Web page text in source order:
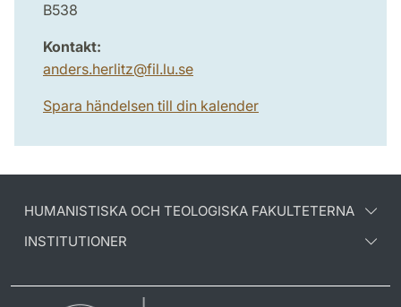
B538
Kontakt:
anders.herlitz@fil.lu.se
Spara händelsen till din kalender
HUMANISTISKA OCH TEOLOGISKA FAKULTETERNA
INSTITUTIONER